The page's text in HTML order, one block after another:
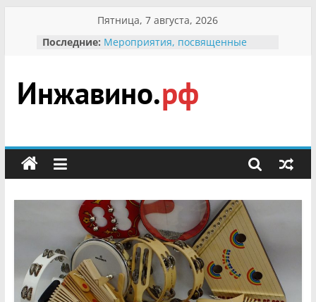
содержимому
Пятница, 7 августа, 2026
Последние: Мероприятия, посвященные
гражданин Инжавинского округа»
участнице Великой
Отечественной, фронтовичке
Безопасность в сети Интернет
мероприятии «Сохраним
первоцветы!»
В вольере Воронинского
заповедника родились крапчатые
суслики
Инжавино.рф
сельский
портал